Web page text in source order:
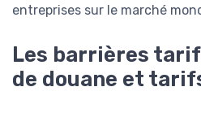
entreprises sur le marché
Les barrières
de douane et